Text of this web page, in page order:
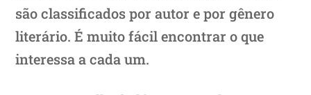
são classificados por autor e por gênero
literário. É muito fácil encontrar o que
interessa a cada um.